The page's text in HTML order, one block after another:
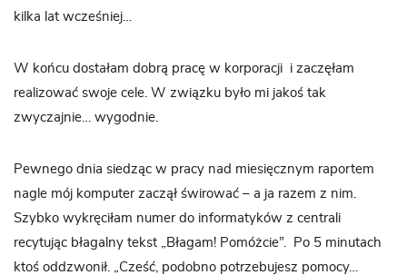
kilka lat wcześniej…
W końcu dostałam dobrą pracę w korporacji i zaczęłam
realizować swoje cele. W związku było mi jakoś tak
zwyczajnie… wygodnie.
Pewnego dnia siedząc w pracy nad miesięcznym raportem
nagle mój komputer zaczął świrować – a ja razem z nim.
Szybko wykręciłam numer do informatyków z centrali
recytując błagalny tekst „Błagam! Pomóżcie”. Po 5 minutach
ktoś oddzwonił. „Cześć, podobno potrzebujesz pomocy…